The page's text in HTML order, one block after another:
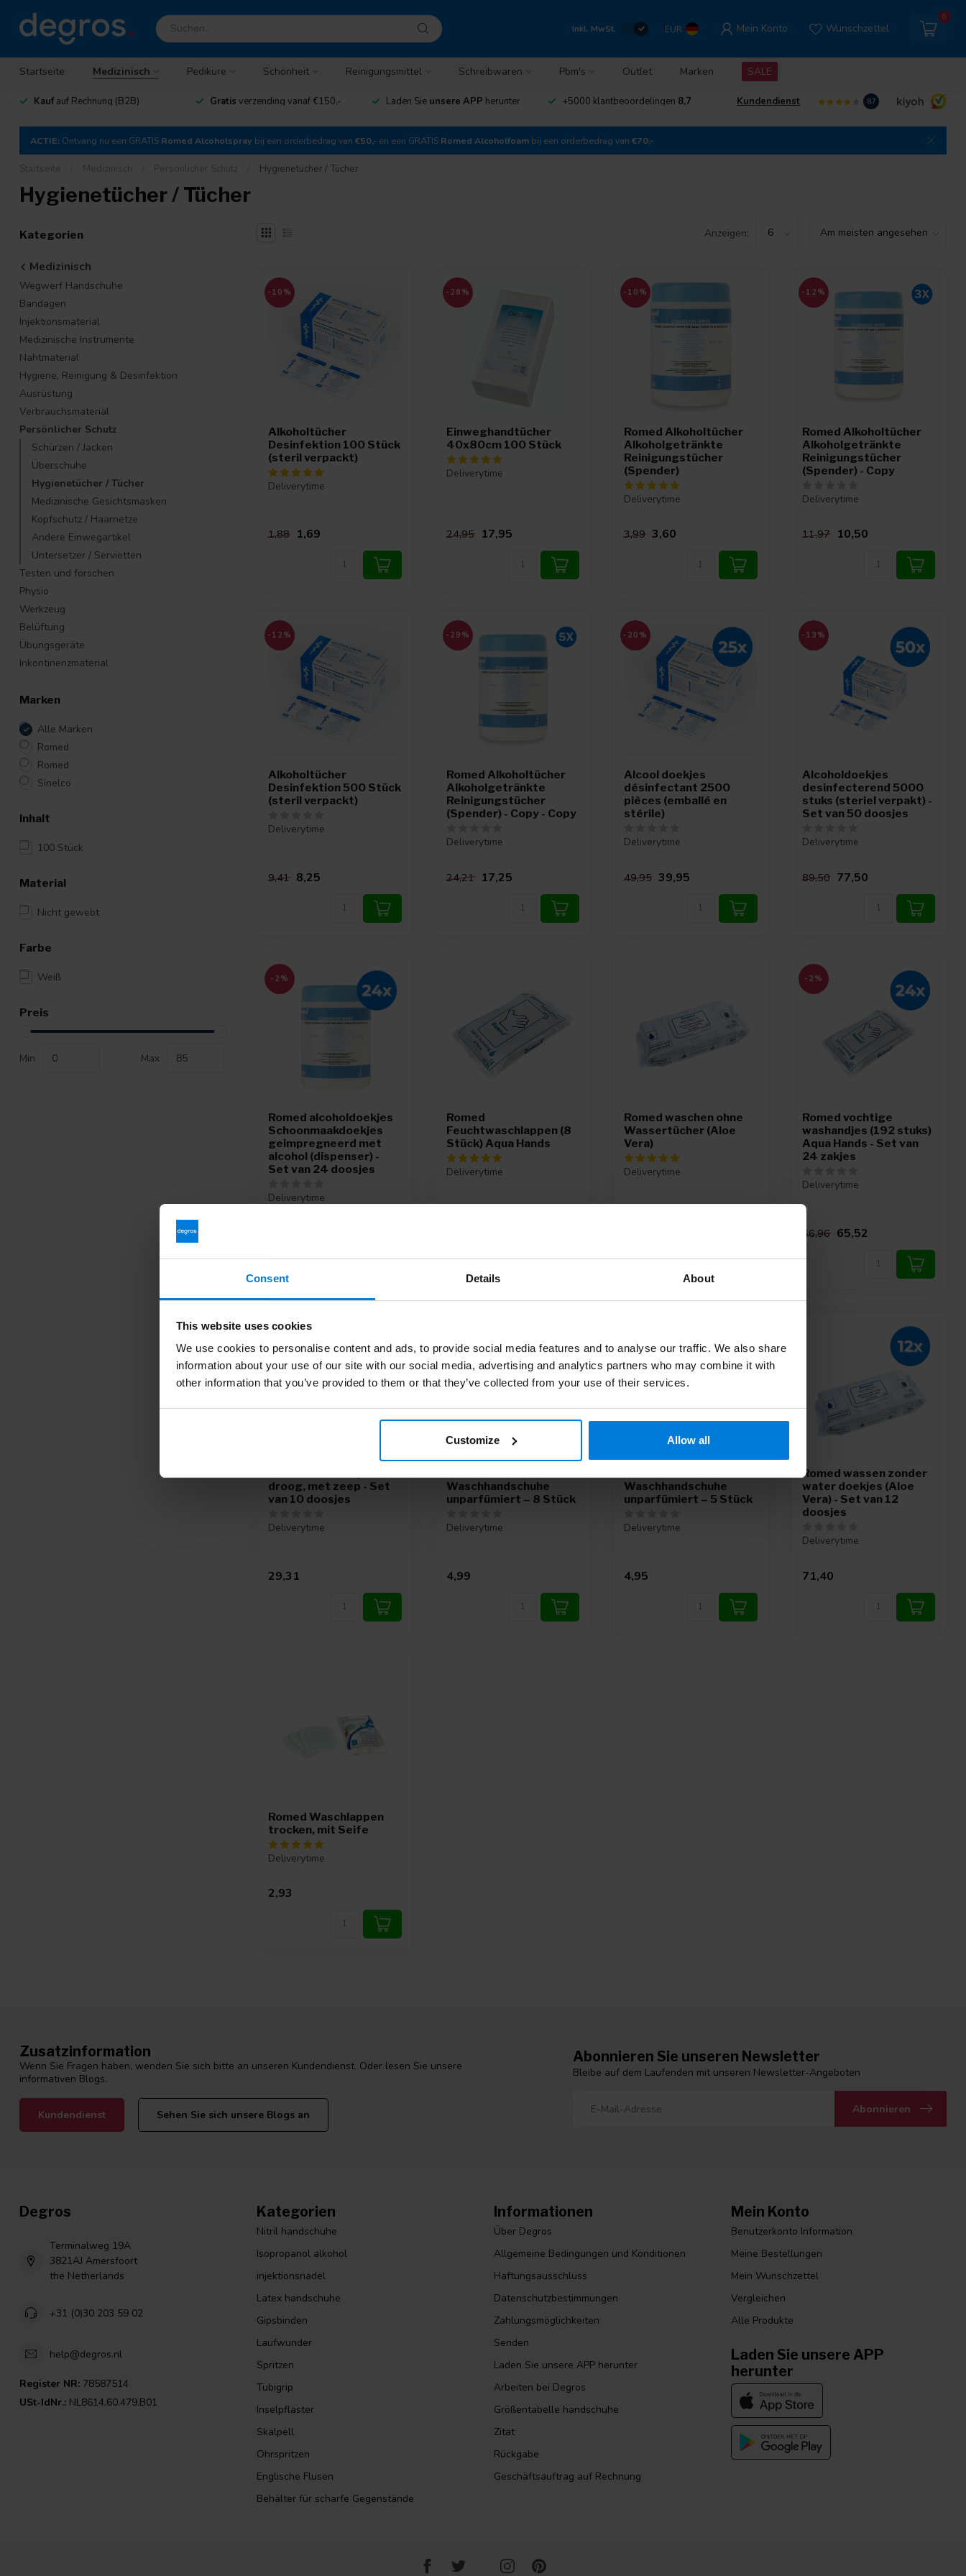
Consent Details About
This website uses cookies
We use cookies to personalise content and ads, to provide social media features and to analyse our traffic. We also share
information about your use of our site with our social media, advertising and analytics partners who may combine it with
other information that you’ve provided to them or that they’ve collected from your use of their services.
Customize Allow all
Inkl. MwSt. EUR Mein Konto Wunschzettel
0
Startseite Medizinisch Pedikure Schönheit Reinigungsmittel Schreibwaren Pbm's Outlet Marken SALE
Kaufauf Rechnung (B2B) Gratis verzending vanaf €150,- Laden Sie unsere APP herunter +5000 klantbeoordelingen 8,7 Kundendienst 8.7
ACTIE: Ontvang nu een GRATIS Romed Alcoholspray bij een orderbedrag van €50,- en een GRATIS Romed Alcoholfoam bij een orderbedrag van €70,-
Startseite Medizinisch Persönlicher Schutz Hygienetücher / Tücher
Hygienetücher / Tücher
Kategorien
Medizinisch
Wegwerf Handschuhe
Bandagen
Injektionsmaterial
Medizinische Instrumente
Nahtmaterial
Hygiene, Reinigung & Desinfektion
Ausrüstung
Verbrauchsmaterial
Persönlicher Schutz
Schürzen / Jacken
Überschuhe
Hygienetücher / Tücher
Medizinische Gesichtsmasken
Kopfschutz / Haarnetze
Andere Einwegartikel
Untersetzer / Servietten
Testen und forschen
Physio
Werkzeug
Belüftung
Übungsgeräte
Inkontinenzmaterial
Marken
Alle Marken
Romed
Romed
Sinelco
Inhalt
100 Stück
Material
Nicht gewebt
Farbe
Weiß
Preis
Min Max
Anzeigen:
-10%
Alkoholtücher
Desinfektion 100 Stück
(steril verpackt)
Deliverytime
1,88 1,69
-28%
Einweghandtücher
40x80cm 100 Stück
Deliverytime
24,95 17,95
-10%
Romed Alkoholtücher
Alkoholgetränkte
Reinigungstücher
(Spender)
Deliverytime
3,99 3,60
-12%
Romed Alkoholtücher
Alkoholgetränkte
Reinigungstücher
(Spender) - Copy
Deliverytime
11,97 10,50
-12%
Alkoholtücher
Desinfektion 500 Stück
(steril verpackt)
Deliverytime
9,41 8,25
-29%
Romed Alkoholtücher
Alkoholgetränkte
Reinigungstücher
(Spender) - Copy - Copy
Deliverytime
24,21 17,25
-20%
Alcool doekjes
désinfectant 2500
pièces (emballé en
stérile)
Deliverytime
49,95 39,95
-13%
Alcoholdoekjes
desinfecterend 5000
stuks (steriel verpakt) -
Set van 50 doosjes
Deliverytime
89,50 77,50
-2%
Romed alcoholdoekjes
Schoonmaakdoekjes
geimpregneerd met
alcohol (dispenser) -
Set van 24 doosjes
Deliverytime
Romed
Feuchtwaschlappen (8
Stück) Aqua Hands
Deliverytime
Romed waschen ohne
Wassertücher (Aloe
Vera)
Deliverytime
-2%
Romed vochtige
washandjes (192 stuks)
Aqua Hands - Set van
24 zakjes
Deliverytime
66,96 65,52
droog, met zeep - Set
van 10 doosjes
Deliverytime
29,31
Waschhandschuhe
unparfümiert – 8 Stück
Deliverytime
4,99
Waschhandschuhe
unparfümiert – 5 Stück
Deliverytime
4,95
Romed wassen zonder
water doekjes (Aloe
Vera) - Set van 12
doosjes
Deliverytime
71,40
Romed Waschlappen
trocken, mit Seife
Deliverytime
2,93
Zusatzinformation
Wenn Sie Fragen haben, wenden Sie sich bitte an unseren Kundendienst. Oder lesen Sie unsere
informativen Blogs.
Kundendienst Sehen Sie sich unsere Blogs an
Abonnieren Sie unseren Newsletter
Bleibe auf dem Laufenden mit unseren Newsletter-Angeboten
Abonnieren
Degros
Terminalweg 19A
3821AJ Amersfoort
the Netherlands
+31 (0)30 203 59 02
help@degros.nl
Register NR: 78587514
USt-IdNr.: NL8614.60.479.B01
Kategorien
Nitril handschuhe
Isopropanol alkohol
injektionsnadel
Latex handschuhe
Gipsbinden
Laufwunder
Spritzen
Tubigrip
Inselpflaster
Skalpell
Ohrspritzen
Englische Flusen
Behälter für scharfe Gegenstände
Informationen
Über Degros
Allgemeine Bedingungen und Konditionen
Haftungsausschluss
Datenschutzbestimmungen
Zahlungsmöglichkeiten
Senden
Laden Sie unsere APP herunter
Arbeiten bei Degros
Größentabelle handschuhe
Zitat
Rückgabe
Geschäftsauftrag auf Rechnung
Mein Konto
Benutzerkonto Information
Meine Bestellungen
Mein Wunschzettel
Vergleichen
Alle Produkte
Laden Sie unsere APP
herunter